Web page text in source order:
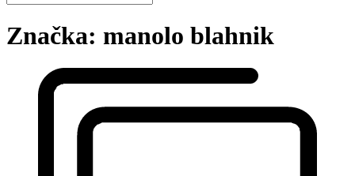
for:
Značka: manolo blahnik